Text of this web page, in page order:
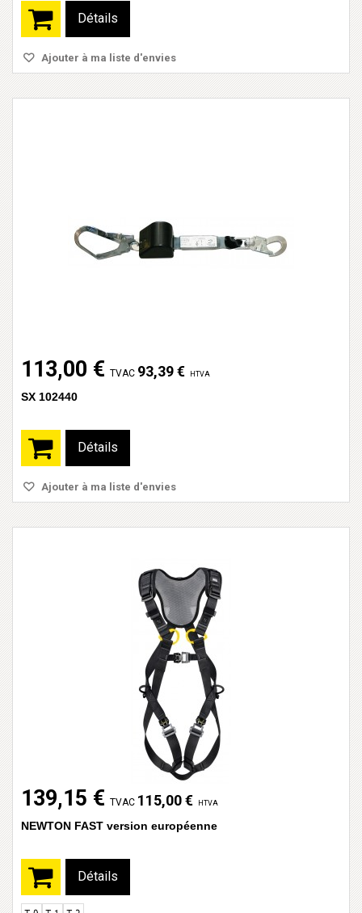
Détails
Ajouter à ma liste d'envies
113,00 € TVAC 93,39 € HTVA
SX 102440
Détails
Ajouter à ma liste d'envies
139,15 € TVAC 115,00 € HTVA
NEWTON FAST version européenne
Détails